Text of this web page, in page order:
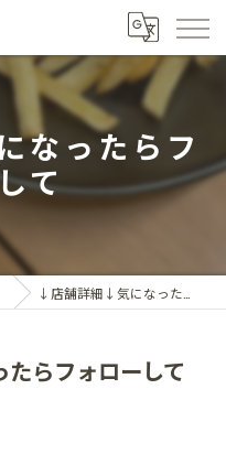
なったらフ
て
↓店舗詳細↓気になったらフォローして
らフォローして